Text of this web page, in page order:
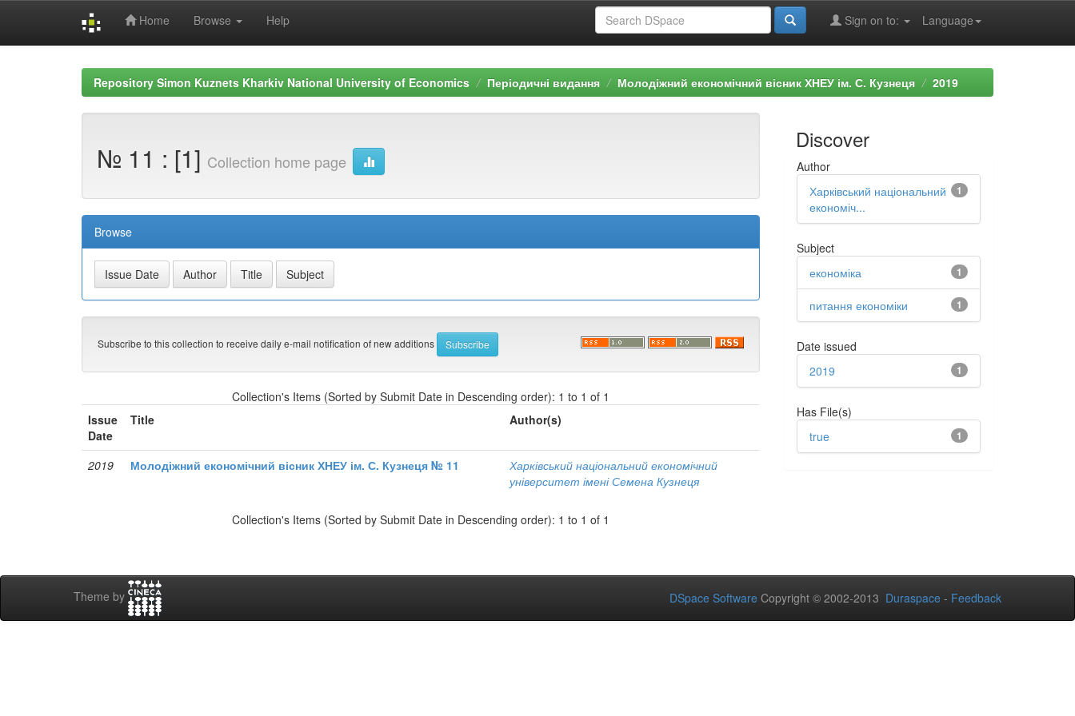
Home Browse Help Language
Sign on to:
Repository Simon Kuznets Kharkiv National University of Economics Періодичні видання Молодіжний економічний вісник ХНЕУ ім. С. Кузнеця 2019
№ 11 : [1] Collection home page
Browse
Subscribe to this collection to receive daily e-mail notification of new additions
Collection's Items (Sorted by Submit Date in Descending order): 1 to 1 of 1
Issue
Date
Title Author(s)
2019 Молодіжний економічний вісник ХНЕУ ім. С. Кузнеця № 11
Харківський національний економічний
університет імені Семена Кузнеця
Collection's Items (Sorted by Submit Date in Descending order): 1 to 1 of 1
Discover
Author
1
Харківський національний
економіч...
Subject
1
економіка
1
питання економіки
Date issued
1
2019
Has File(s)
1
true
Theme by DSpace Software Copyright © 2002-2013 Duraspace - Feedback